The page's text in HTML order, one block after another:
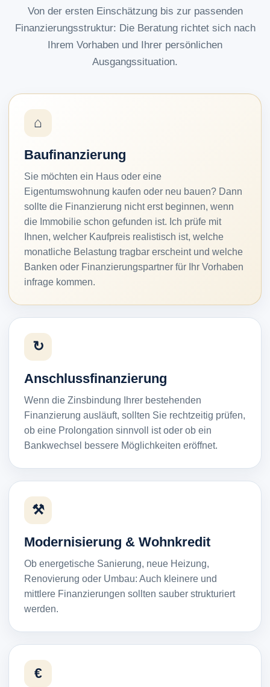
Von der ersten Einschätzung bis zur passenden
Finanzierungsstruktur: Die Beratung richtet sich nach
Ihrem Vorhaben und Ihrer persönlichen
Ausgangssituation.
⌂
Baufinanzierung
Sie möchten ein Haus oder eine
Eigentumswohnung kaufen oder neu bauen? Dann
sollte die Finanzierung nicht erst beginnen, wenn
die Immobilie schon gefunden ist. Ich prüfe mit
Ihnen, welcher Kaufpreis realistisch ist, welche
monatliche Belastung tragbar erscheint und welche
Banken oder Finanzierungspartner für Ihr Vorhaben
infrage kommen.
↻
Anschlussfinanzierung
Wenn die Zinsbindung Ihrer bestehenden
Finanzierung ausläuft, sollten Sie rechtzeitig prüfen,
ob eine Prolongation sinnvoll ist oder ob ein
Bankwechsel bessere Möglichkeiten eröffnet.
⚒
Modernisierung & Wohnkredit
Ob energetische Sanierung, neue Heizung,
Renovierung oder Umbau: Auch kleinere und
mittlere Finanzierungen sollten sauber strukturiert
werden.
€